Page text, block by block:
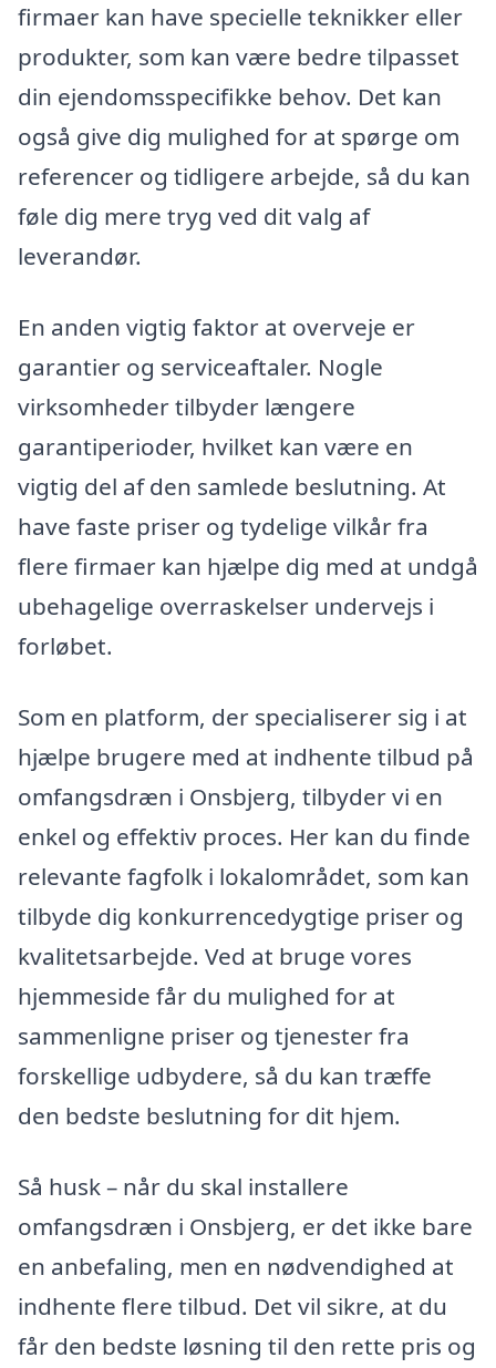
firmaer kan have specielle teknikker eller
produkter, som kan være bedre tilpasset
din ejendomsspecifikke behov. Det kan
også give dig mulighed for at spørge om
referencer og tidligere arbejde, så du kan
føle dig mere tryg ved dit valg af
leverandør.
En anden vigtig faktor at overveje er
garantier og serviceaftaler. Nogle
virksomheder tilbyder længere
garantiperioder, hvilket kan være en
vigtig del af den samlede beslutning. At
have faste priser og tydelige vilkår fra
flere firmaer kan hjælpe dig med at undgå
ubehagelige overraskelser undervejs i
forløbet.
Som en platform, der specialiserer sig i at
hjælpe brugere med at indhente tilbud på
omfangsdræn i Onsbjerg, tilbyder vi en
enkel og effektiv proces. Her kan du finde
relevante fagfolk i lokalområdet, som kan
tilbyde dig konkurrencedygtige priser og
kvalitetsarbejde. Ved at bruge vores
hjemmeside får du mulighed for at
sammenligne priser og tjenester fra
forskellige udbydere, så du kan træffe
den bedste beslutning for dit hjem.
Så husk – når du skal installere
omfangsdræn i Onsbjerg, er det ikke bare
en anbefaling, men en nødvendighed at
indhente flere tilbud. Det vil sikre, at du
får den bedste løsning til den rette pris og